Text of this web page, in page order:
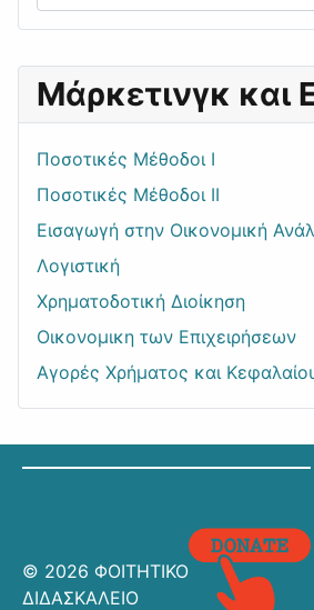
Μάρκετινγκ και
Ποσοτικές Μέθοδοι Ι
Ποσοτικές Μέθοδοι ΙΙ
Εισαγωγή στην Οικονομική
Λογιστική
Χρηματοδοτική Διοίκηση
Οικονομικη των Επιχειρήσεων
Αγορές Χρήματος και
© 2026 ΦΟΙΤΗΤΙΚΟ
ΔΙΔΑΣΚΑΛΕΙΟ